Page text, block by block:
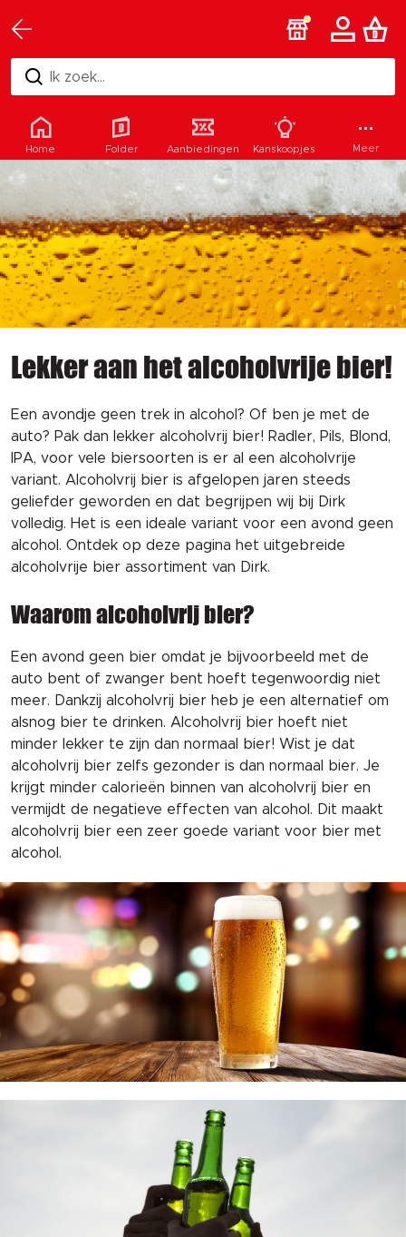
Ik zoek...
Lekker aan het alcoholvrije bier!
Een avondje geen trek in alcohol? Of ben je met de
auto? Pak dan lekker alcoholvrij bier! Radler, Pils, Blond,
IPA, voor vele biersoorten is er al een alcoholvrije
variant. Alcoholvrij bier is afgelopen jaren steeds
geliefder geworden en dat begrijpen wij bij Dirk
volledig. Het is een ideale variant voor een avond geen
alcohol. Ontdek op deze pagina het uitgebreide
alcoholvrije bier assortiment van Dirk.
Waarom alcoholvrij bier?
Een avond geen bier omdat je bijvoorbeeld met de
auto bent of zwanger bent hoeft tegenwoordig niet
meer. Dankzij alcoholvrij bier heb je een alternatief om
alsnog bier te drinken. Alcoholvrij bier hoeft niet
minder lekker te zijn dan normaal bier! Wist je dat
alcoholvrij bier zelfs gezonder is dan normaal bier. Je
krijgt minder calorieën binnen van alcoholvrij bier en
vermijdt de negatieve effecten van alcohol. Dit maakt
alcoholvrij bier een zeer goede variant voor bier met
alcohol.
Home Folder Aanbiedingen Kanskoopjes Meer